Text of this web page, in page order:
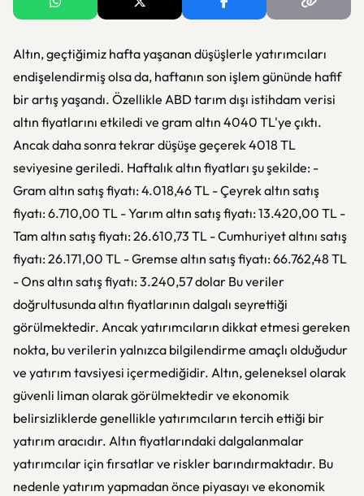
Altın, geçtiğimiz hafta yaşanan düşüşlerle yatırımcıları
endişelendirmiş olsa da, haftanın son işlem gününde hafif
bir artış yaşandı. Özellikle ABD tarım dışı istihdam verisi
altın fiyatlarını etkiledi ve gram altın 4040 TL'ye çıktı.
Ancak daha sonra tekrar düşüşe geçerek 4018 TL
seviyesine geriledi. Haftalık altın fiyatları şu şekilde: -
Gram altın satış fiyatı: 4.018,46 TL - Çeyrek altın satış
fiyatı: 6.710,00 TL - Yarım altın satış fiyatı: 13.420,00 TL -
Tam altın satış fiyatı: 26.610,73 TL - Cumhuriyet altını satış
fiyatı: 26.171,00 TL - Gremse altın satış fiyatı: 66.762,48 TL
- Ons altın satış fiyatı: 3.240,57 dolar Bu veriler
doğrultusunda altın fiyatlarının dalgalı seyrettiği
görülmektedir. Ancak yatırımcıların dikkat etmesi gereken
nokta, bu verilerin yalnızca bilgilendirme amaçlı olduğudur
ve yatırım tavsiyesi içermediğidir. Altın, geleneksel olarak
güvenli liman olarak görülmektedir ve ekonomik
belirsizliklerde genellikle yatırımcıların tercih ettiği bir
yatırım aracıdır. Altın fiyatlarındaki dalgalanmalar
yatırımcılar için fırsatlar ve riskler barındırmaktadır. Bu
nedenle yatırım yapmadan önce piyasayı ve ekonomik